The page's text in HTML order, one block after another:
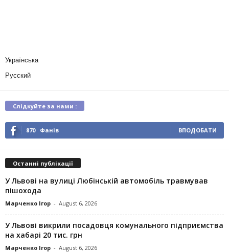
Українська
Русский
Слідкуйте за нами :
870 Фанів ВПОДОБАТИ
Останні публікації
У Львові на вулиці Любінській автомобіль травмував
пішохода
Марченко Ігор - August 6, 2026
У Львові викрили посадовця комунального підприємства
на хабарі 20 тис. грн
Марченко Ігор - August 6, 2026